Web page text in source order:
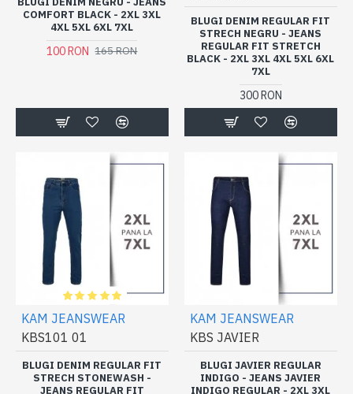
COMFORT BLACK - 2XL 3XL
4XL 5XL 6XL 7XL
100 RON 165 RON
BLUGI DENIM REGULAR FIT
STRECH NEGRU - JEANS
REGULAR FIT STRETCH
BLACK - 2XL 3XL 4XL 5XL 6XL
7XL
300 RON
KAM JEANSWEAR
KBS101 01
BLUGI DENIM REGULAR FIT
STRECH STONEWASH -
JEANS REGULAR FIT
KAM JEANSWEAR
KBS JAVIER
BLUGI JAVIER REGULAR
INDIGO - JEANS JAVIER
INDIGO REGULAR - 2XL 3XL